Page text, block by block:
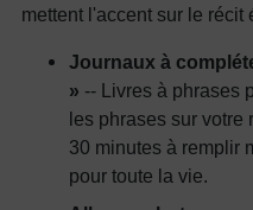
mettent l'accent sur le récit
Journaux à
» -- Livres à phrases
les phrases sur
30 minutes à remplir
pour toute la vie.